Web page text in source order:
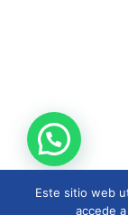
Este sitio web
accede